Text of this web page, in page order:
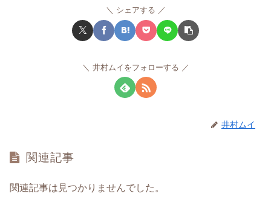
シェアする
井村ムイをフォローする
井村ムイ
関連記事
関連記事は見つかりませんでした。